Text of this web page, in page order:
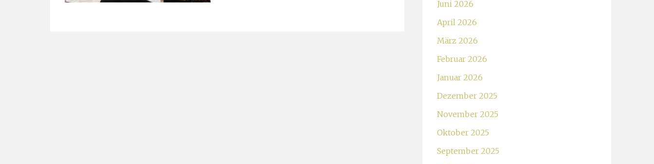
Juni 2026
April 2026
März 2026
Februar 2026
Januar 2026
Dezember 2025
November 2025
Oktober 2025
September 2025